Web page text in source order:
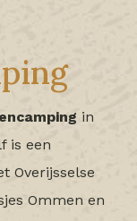
in
is een
Overijsselse
Ommen en